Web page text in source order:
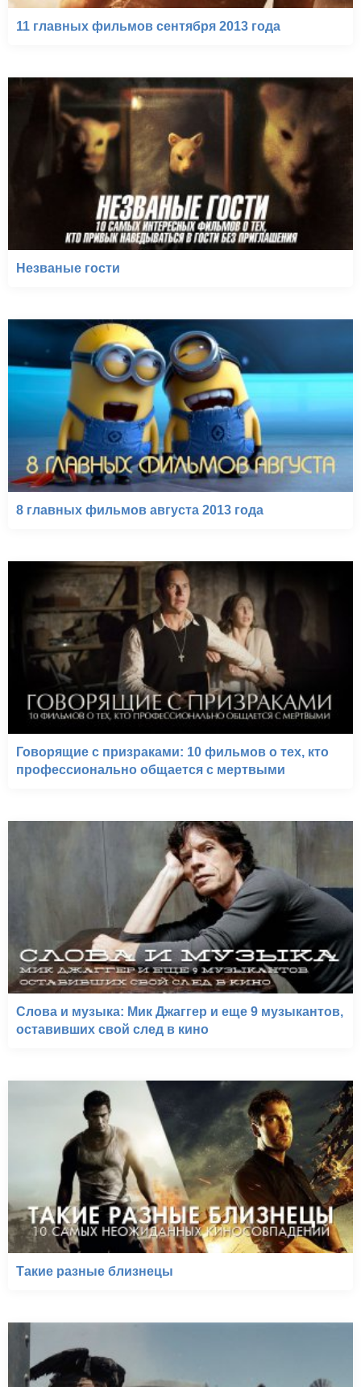
11 главных фильмов сентября 2013 года
Незваные гости
8 главных фильмов августа 2013 года
Говорящие с призраками: 10 фильмов о тех, кто
профессионально общается с мертвыми
Слова и музыка: Мик Джаггер и еще 9 музыкантов,
оставивших свой след в кино
Такие разные близнецы